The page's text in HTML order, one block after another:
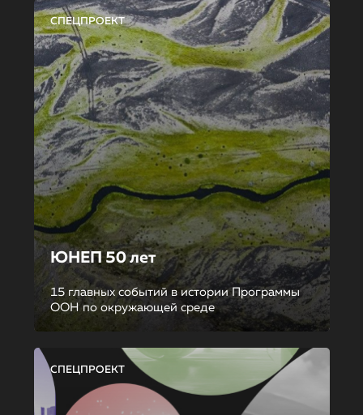
СПЕЦПРОЕКТ
ЮНЕП 50 лет
15 главных событий в истории Программы
ООН по окружающей среде
СПЕЦПРОЕКТ